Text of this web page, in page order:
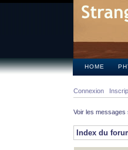
HOME
Connexion
Voir les
Index du